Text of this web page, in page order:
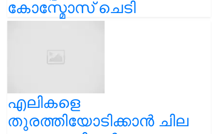
കോസ്മോസ് ചെടി
എലികളെ
തുരത്തിയോടിക്കാൻ ചില